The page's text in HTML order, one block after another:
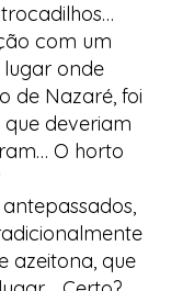
com um
onde
de Nazaré, foi
que deveriam
O horto
azeitona, que